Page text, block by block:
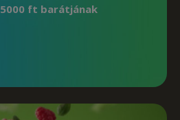
5000 ft barátjának